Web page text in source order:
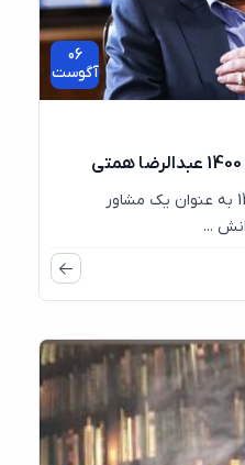
06
آگوست
مناظره های 1400 به عنوان یک مشاور